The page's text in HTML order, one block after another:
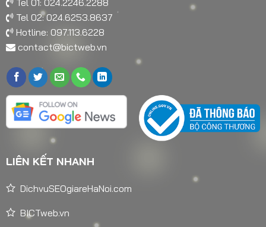
Tel 01: 024.2246.2288
Tel 02: 024.6253.8637
Hotline: 097.113.6228
contact@bictweb.vn
LIÊN KẾT NHANH
DichvuSEOgiareHaNoi.com
BICTweb.vn